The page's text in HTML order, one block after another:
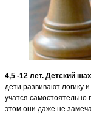
4,5 -12 лет. Детский
дети развивают логику
учатся
этом они даже не